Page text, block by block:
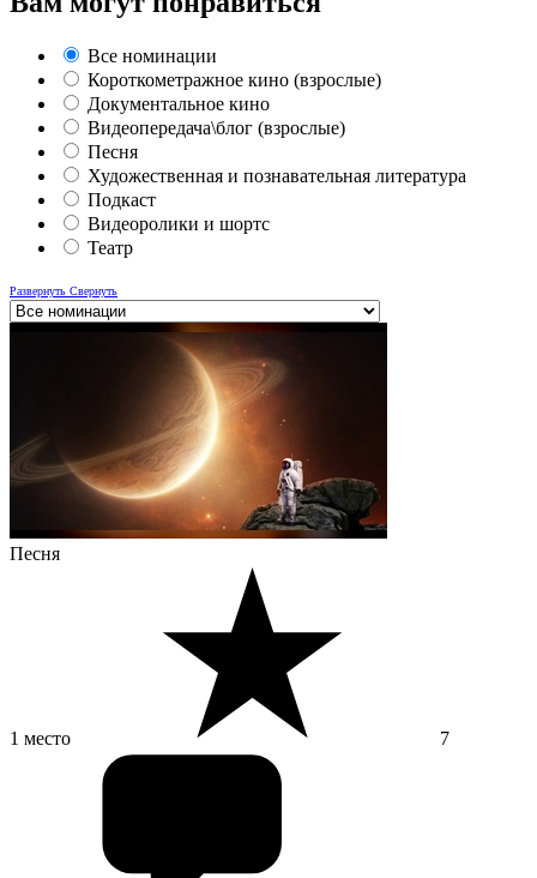
Все номинации
Короткометражное кино (взрослые)
Документальное кино
Видеопередача\блог (взрослые)
Песня
Художественная и познавательная литература
Подкаст
Видеоролики и шортс
Театр
Развернуть Свернуть
Песня
1 место 7